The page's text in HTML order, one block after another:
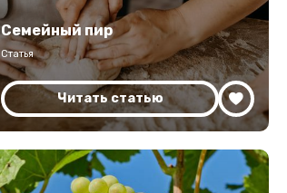
Семейный пир
Статья
Читать статью